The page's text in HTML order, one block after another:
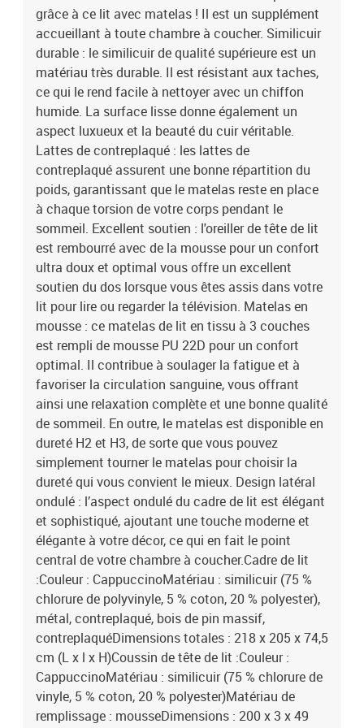
optimal. Il contribue à soulager la fatigue et à favoriser la
circulation sanguine, vous offrant ainsi une relaxation complète et
une bonne qualité de sommeil. En outre, le matelas est disponible
en dureté H2 et H3, de sorte que vous pouvez simplement tourner
le matelas pour choisir la dureté qui vous convient le mieux.
Design latéral ondulé : l’aspect ondulé du cadre de lit est élégant et
sophistiqué, ajoutant une touche moderne et élégante à votre
décor, ce qui en fait le point central de votre chambre à
coucher.Cadre de lit :Couleur : CappuccinoMatériau : similicuir (75
% chlorure de polyvinyle, 5 % coton, 20 % polyester), métal,
contreplaqué, bois de pin massif, contreplaquéDimensions totales
: 218 x 205 x 74,5 cm (L x l x H)Coussin de tête de lit :Couleur :
CappuccinoMatériau : similicuir (75 % chlorure de vinyle, 5 %
coton, 20 % polyester)Matériau de remplissage :
mousseDimensions : 200 x 3 x 49 cm (L x l x H)Matelas en mousse
:Couleur : blanc Matériau de la housse : tissu tricoté Matériau de
rembourrage : mousse PU 22D Dureté : H2 et H3 Dimensions
totales : 200 x 200 x 17 cm (l x L x é)Nom de la gamme :
VianaAssemblage requis : ouiLa livraison contient :1 x cadre de
lit1 x coussin de tête de lit1 x matelas en mousse
grâce à ce lit avec matelas ! Il est un supplément
accueillant à toute chambre à coucher. Similicuir
durable : le similicuir de qualité supérieure est un
matériau très durable. Il est résistant aux taches,
ce qui le rend facile à nettoyer avec un chiffon
humide. La surface lisse donne également un
aspect luxueux et la beauté du cuir véritable.
Lattes de contreplaqué : les lattes de
contreplaqué assurent une bonne répartition du
poids, garantissant que le matelas reste en place
à chaque torsion de votre corps pendant le
sommeil. Excellent soutien : l'oreiller de tête de lit
est rembourré avec de la mousse pour un confort
ultra doux et optimal vous offre un excellent
soutien du dos lorsque vous êtes assis dans votre
lit pour lire ou regarder la télévision. Matelas en
mousse : ce matelas de lit en tissu à 3 couches
est rempli de mousse PU 22D pour un confort
optimal. Il contribue à soulager la fatigue et à
favoriser la circulation sanguine, vous offrant
ainsi une relaxation complète et une bonne qualité
de sommeil. En outre, le matelas est disponible en
dureté H2 et H3, de sorte que vous pouvez
simplement tourner le matelas pour choisir la
dureté qui vous convient le mieux. Design latéral
ondulé : l’aspect ondulé du cadre de lit est élégant
et sophistiqué, ajoutant une touche moderne et
élégante à votre décor, ce qui en fait le point
central de votre chambre à coucher.Cadre de lit
:Couleur : CappuccinoMatériau : similicuir (75 %
chlorure de polyvinyle, 5 % coton, 20 % polyester),
métal, contreplaqué, bois de pin massif,
contreplaquéDimensions totales : 218 x 205 x 74,5
cm (L x l x H)Coussin de tête de lit :Couleur :
CappuccinoMatériau : similicuir (75 % chlorure de
vinyle, 5 % coton, 20 % polyester)Matériau de
remplissage : mousseDimensions : 200 x 3 x 49